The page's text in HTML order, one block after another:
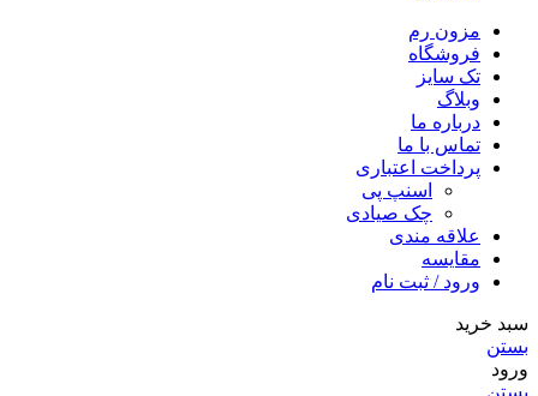
مزون رم
فروشگاه
تک سایز
وبلاگ
درباره ما
تماس با ما
پرداخت اعتباری
اسنپ پی
چک صیادی
علاقه مندی
مقايسه
ورود / ثبت نام
سبد خرید
بستن
ورود
بستن